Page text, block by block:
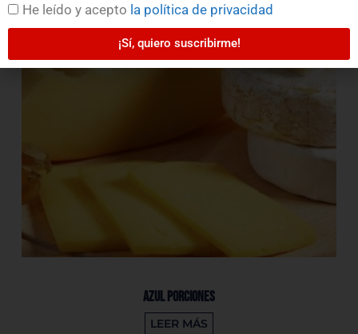
Azul Porciones
LEER MÁS
He leído y acepto la política de privacidad
¡Sí, quiero suscribirme!